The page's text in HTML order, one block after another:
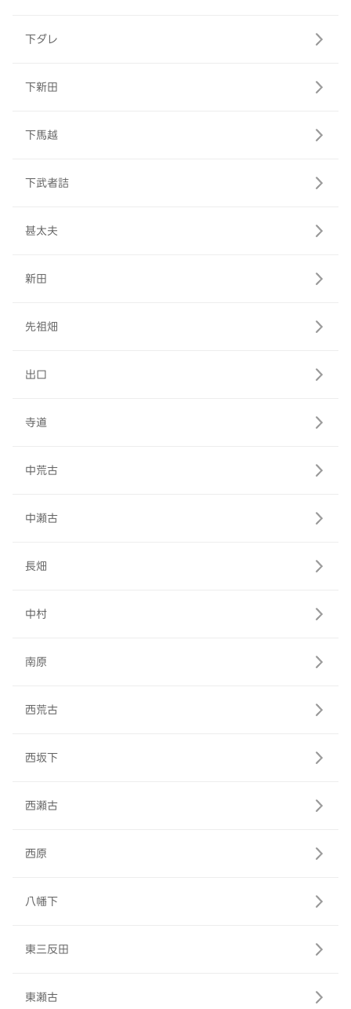
下ダレ
下新田
下馬越
下武者詰
甚太夫
新田
先祖畑
出口
寺道
中荒古
中瀬古
長畑
中村
南原
西荒古
西坂下
西瀬古
西原
八幡下
東三反田
東瀬古